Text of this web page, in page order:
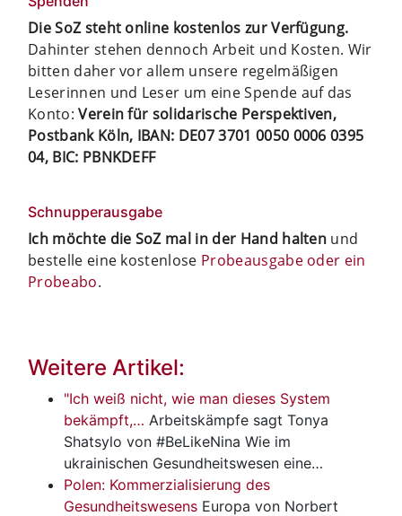
Die SoZ steht online kostenlos zur Verfügung.
Dahinter stehen dennoch Arbeit und Kosten. Wir
bitten daher vor allem unsere regelmäßigen
Leserinnen und Leser um eine Spende auf das
Konto:Verein für solidarische Perspektiven,
Postbank Köln, IBAN: DE07 3701 0050 0006 0395
04, BIC: PBNKDEFF
Schnupperausgabe
Ich möchte die SoZ mal in der Hand halten und
bestelle eine kostenlose Probeausgabe oder ein
Probeabo.
Weitere Artikel:
"Ich weiß nicht, wie man dieses System
bekämpft,… Arbeitskämpfe sagt Tonya
Shatsylo von #BeLikeNina Wie im
ukrainischen Gesundheitswesen eine…
Polen: Kommerzialisierung des
Gesundheitswesens Europa von Norbert